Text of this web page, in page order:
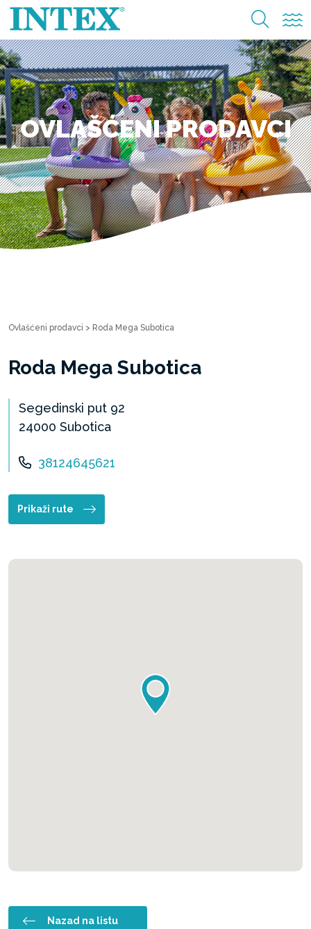
OVLAŠĆENI PRODAVCI
Ovlašćeni prodavci > Roda Mega Subotica
Roda Mega Subotica
Segedinski put 92
24000 Subotica
38124645621
Prikaži rute
Nazad na listu